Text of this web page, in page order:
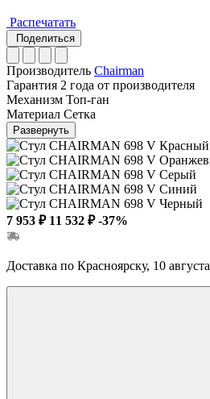
Распечатать
Поделиться
Производитель Chairman
Гарантия 2 года от производителя
Механизм Топ-ган
Материал Сетка
Развернуть
7 953 ₽ 11 532 ₽ -37%
Доставка по Красноярску, 10 августа